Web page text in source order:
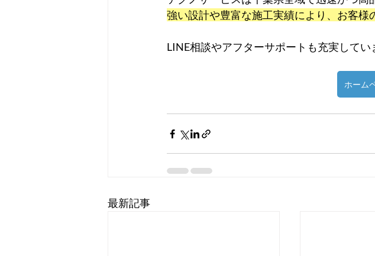
強い設計や豊富な施工実績により、お客様
LINE相談やアフターサポートも充実してい
ホーム
最新記事